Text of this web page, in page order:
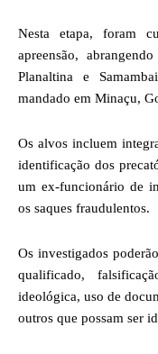
Nesta etapa, foram
apreensão,
Planaltina e
mandado em Minaçu,
Os alvos incluem
identificação dos
um ex-funcionário de
os saques fraudulentos.
Os investigados
qualificado,
ideológica, uso de
outros que possam ser